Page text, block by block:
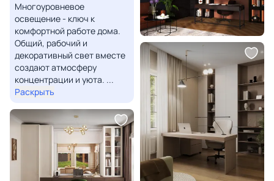
Многоуровневое
освещение - ключ к
комфортной работе дома.
Общий, рабочий и
декоративный свет вместе
создают атмосферу
концентрации и уюта. ...
Раскрыть